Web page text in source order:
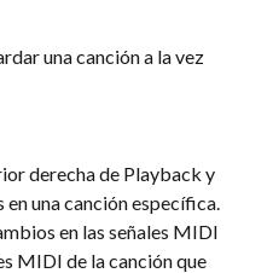
una canción a la vez
derecha de Playback y
una canción específica.
en las señales MIDI
MIDI de la canción que